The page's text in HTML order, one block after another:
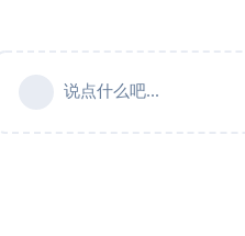
说点什么吧...